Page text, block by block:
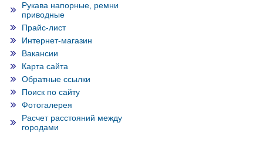
Рукава напорные, ремни
приводные
Прайс-лист
Интернет-магазин
Вакансии
Карта сайта
Обратные ссылки
Поиск по сайту
Фотогалерея
Расчет расстояний между
городами